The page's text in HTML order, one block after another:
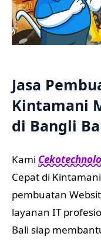
Jasa
Kintamani
di Bangli
Kami
Cepat di
pembuatan
layanan IT
Bali siap